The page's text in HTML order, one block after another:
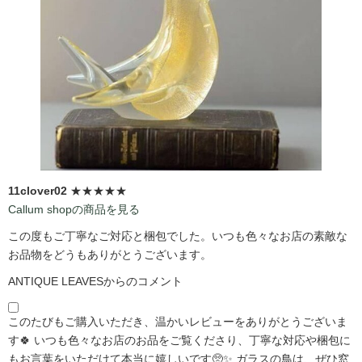
11clover02 ★★★★★
Callum shopの商品を見る
この度もご丁寧なご対応と梱包でした。いつも色々なお店の素敵な
お品物をどうもありがとうございます。
ANTIQUE LEAVESからのコメント
このたびもご購入いただき、温かいレビューをありがとうございま
す🍀 いつも色々なお店のお品をご覧くださり、丁寧な対応や梱包に
もお言葉をいただけて本当に嬉しいです🥺✨ ガラスの鳥は、ぜひ窓